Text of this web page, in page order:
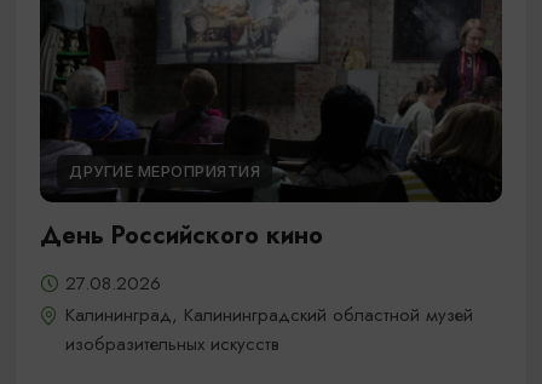
ДРУГИЕ МЕРОПРИЯТИЯ
День Российского кино
27.08.2026
Калининград, Калининградский областной музей
изобразительных искусств